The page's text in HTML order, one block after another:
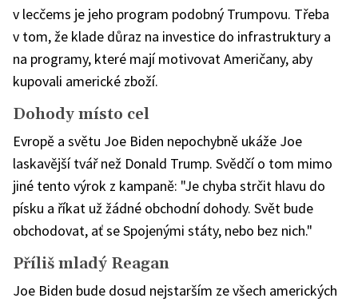
v lecčems je jeho program podobný Trumpovu. Třeba
v tom, že klade důraz na investice do infrastruktury a
na programy, které mají motivovat Američany, aby
kupovali americké zboží.
Dohody místo cel
Evropě a světu Joe Biden nepochybně ukáže Joe
laskavější tvář než Donald Trump. Svědčí o tom mimo
jiné tento výrok z kampaně: "Je chyba strčit hlavu do
písku a říkat už žádné obchodní dohody. Svět bude
obchodovat, ať se Spojenými státy, nebo bez nich."
Příliš mladý Reagan
Joe Biden bude dosud nejstarším ze všech amerických